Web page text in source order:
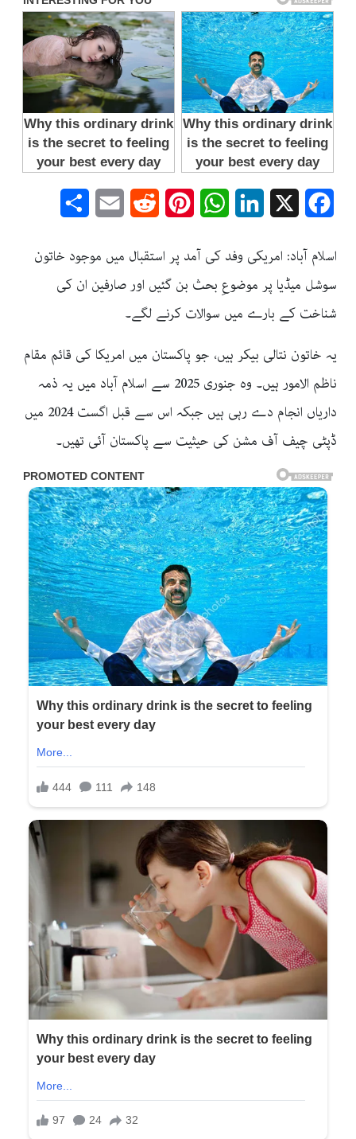
Facebook
LinkedIn
WhatsApp
Pinterest
Reddit
Email
اسلام آباد: امریکی وفد کی آمد پر استقبال میں موجود خاتون
سوشل میڈیا پر موضوعِ بحث بن گئیں اور صارفین ان کی
شناخت کے بارے میں سوالات کرنے لگے۔
یہ خاتون نتالی بیکر ہیں، جو پاکستان میں امریکا کی قائم مقام
ناظم الامور ہیں۔ وہ جنوری 2025 سے اسلام آباد میں یہ ذمہ
داریاں انجام دے رہی ہیں جبکہ اس سے قبل اگست 2024 میں
ڈپٹی چیف آف مشن کی حیثیت سے پاکستان آئی تھیں۔